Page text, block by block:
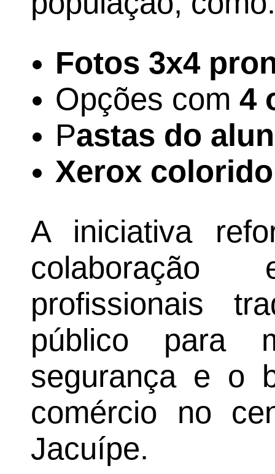
Fotos 3x4
Opções com 4
Pastas do
Xerox
A iniciativa
colaboração
profissionais
público para
segurança e o
comércio no
Jacuípe.